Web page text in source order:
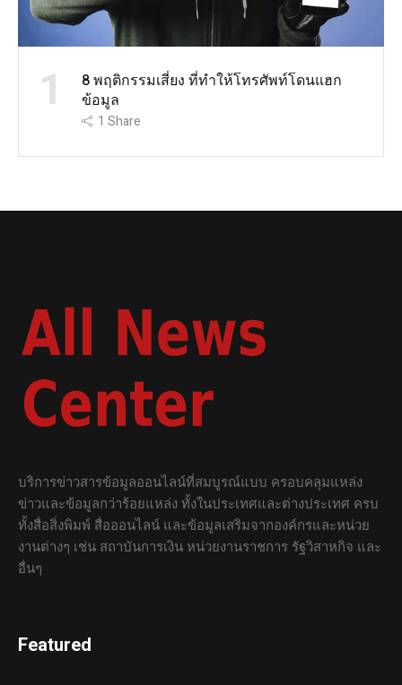
1
8 พฤติกรรมเสี่ยง ที่ทำให้โทรศัพท์โดนแฮก
ข้อมูล
1 Share
บริการข่าวสารข้อมูลออนไลน์ที่สมบูรณ์แบบ ครอบคลุมแหล่ง
ข่าวและข้อมูลกว่าร้อยแหล่ง ทั้งในประเทศและต่างประเทศ ครบ
ทั้งสื่อสิ่งพิมพ์ สื่อออนไลน์ และข้อมูลเสริมจากองค์กรและหน่วย
งานต่างๆ เช่น สถาบันการเงิน หน่วยงานราชการ รัฐวิสาหกิจ และ
อื่นๆ
Featured